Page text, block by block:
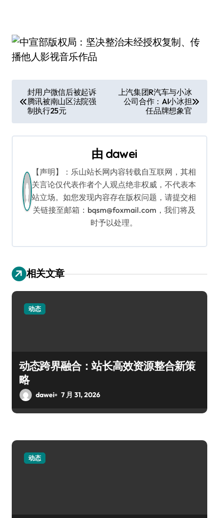
章
导
封用户微信后被起诉
腾讯被南山区法院强
制执行25元
上汽集团R汽车与小冰
公司合作：AI小冰担
任品牌想象官
由 dawei
【声明】：乐山站长网内容转载自互联网，其相
关言论仅代表作者个人观点绝非权威，不代表本
站立场。如您发现内容存在版权问题，请提交相
关链接至邮箱：bqsm@foxmail.com，我们将及
时予以处理。
相关文章
动态
动态跨界融合：站长高效资源整合新策
略
dawei 7 月 31, 2026
动态